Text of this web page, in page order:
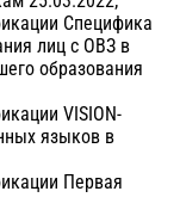
Специфика
лиц с ОВЗ в
образования
VISION-
языков в
Первая